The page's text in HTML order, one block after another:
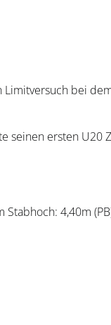
Limitversuch bei
seinen ersten U20
Stabhoch: 4,40m